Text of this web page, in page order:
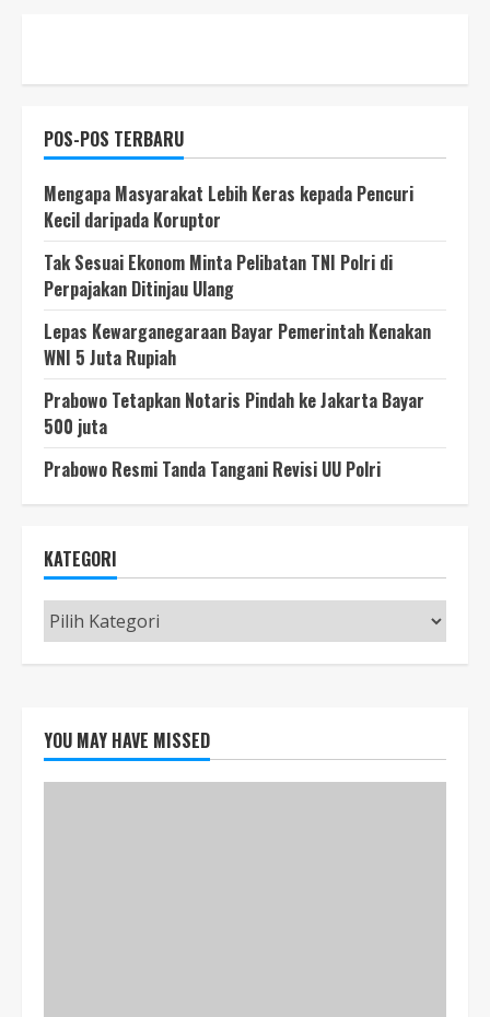
POS-POS TERBARU
Mengapa Masyarakat Lebih Keras kepada Pencuri
Kecil daripada Koruptor
Tak Sesuai Ekonom Minta Pelibatan TNI Polri di
Perpajakan Ditinjau Ulang
Lepas Kewarganegaraan Bayar Pemerintah Kenakan
WNI 5 Juta Rupiah
Prabowo Tetapkan Notaris Pindah ke Jakarta Bayar
500 juta
Prabowo Resmi Tanda Tangani Revisi UU Polri
KATEGORI
Kategori
YOU MAY HAVE MISSED